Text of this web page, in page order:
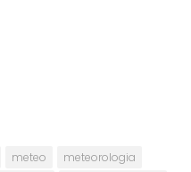
meteo
meteorologia